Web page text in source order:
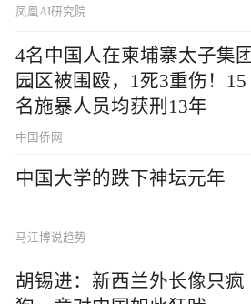
凤凰AI研究院
4名中国人在柬埔寨太子集团
园区被围殴，1死3重伤！15
名施暴人员均获刑13年
中国侨网
中国大学的跌下神坛元年
马江博说趋势
胡锡进：新西兰外长像只疯